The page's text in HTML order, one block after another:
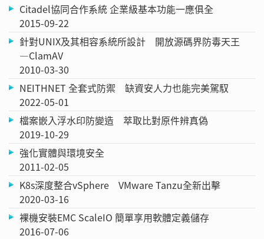
Citadel協同合作系統 企業級基本功能一應俱全
2015-09-22
針對UNIX及其相容系統所設計 開放源碼界防毒天王
—ClamAV
2010-03-30
NEITHNET 全套式防禦 缺資安人力也能完美駕馭
2022-05-01
檔案嵌入浮水印防變造 萃取比對原件辨真偽
2019-10-29
強化實體與環境安全
2011-02-05
K8s深度整合vSphere VMware Tanzu全新出擊
2020-03-16
裸機安裝EMC ScaleIO 簡單享用軟體定義儲存
2016-07-06